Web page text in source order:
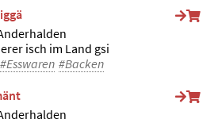
isch im Land gsi
#Esswaren #Backen